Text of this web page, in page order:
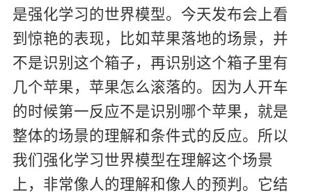
是强化学习的世界模型。今天发布会上看
到惊艳的表现，比如苹果落地的场景，并
不是识别这个箱子，再识别这个箱子里有
几个苹果，苹果怎么滚落的。因为人开车
的时候第一反应不是识别哪个苹果，就是
整体的场景的理解和条件式的反应。所以
我们强化学习世界模型在理解这个场景
上，非常像人的理解和像人的预判。它结